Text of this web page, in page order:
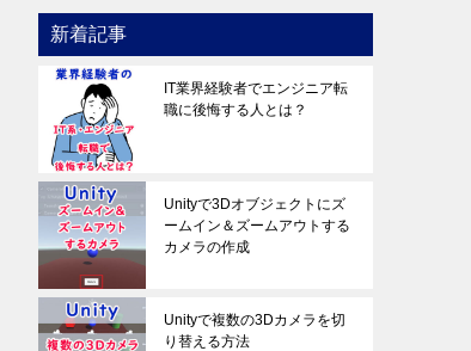
新着記事
IT業界経験者でエンジニア転
職に後悔する人とは？
Unityで3Dオブジェクトにズ
ームイン＆ズームアウトする
カメラの作成
Unityで複数の3Dカメラを切
り替える方法